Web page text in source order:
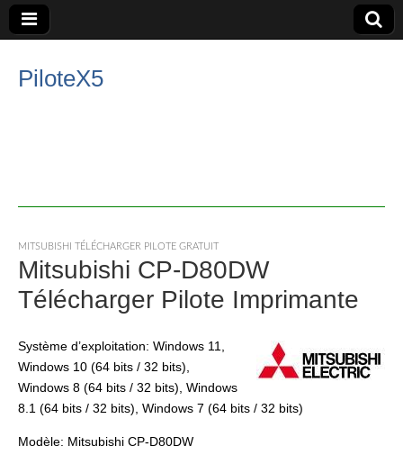
PiloteX5
MITSUBISHI TÉLÉCHARGER PILOTE GRATUIT
Mitsubishi CP-D80DW
Télécharger Pilote Imprimante
Système d’exploitation: Windows 11,
Windows 10 (64 bits / 32 bits),
Windows 8 (64 bits / 32 bits), Windows
8.1 (64 bits / 32 bits), Windows 7 (64 bits / 32 bits)
Modèle: Mitsubishi CP-D80DW